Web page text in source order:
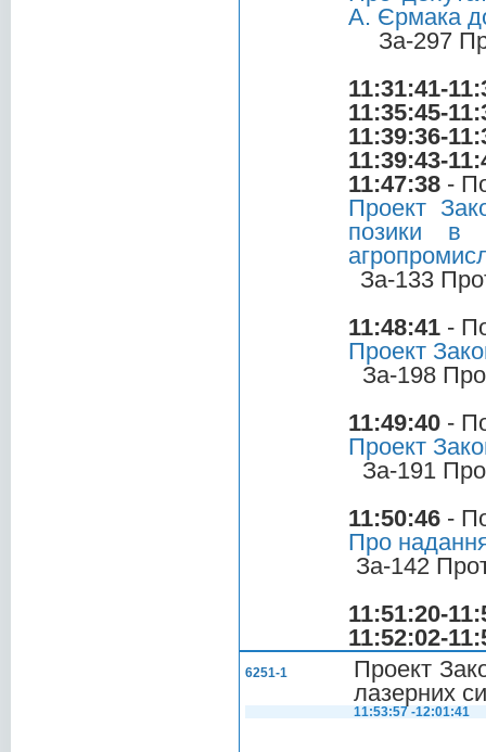
А. Єрмака
За-297
11:31:41-
11:35:45-
11:39:36-
11:39:43-
11:47:38 -
Проект
позики в
За-133
11:48:41 -
Проект
За-198
11:49:40 -
Проект
За-191
11:50:46 -
Про
За-142
11:51:20-
11:52:02-
6251-1
Проект
лазерних
11:53:57 -12:01:41